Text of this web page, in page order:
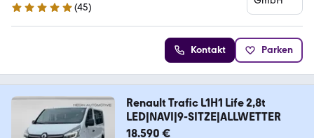
4.9 Sterne
(45)
Kontakt Parken
Renault Trafic L1H1 Life 2,8t
LED|NAVI|9-SITZE|ALLWETTER
18.590 €